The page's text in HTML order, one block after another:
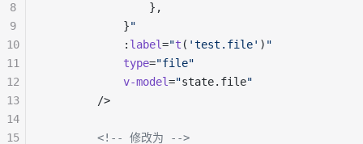
                },
            }
"
            :
label="t ( 'test.file' ) "
            type
="file"
            v-model
="state.file"
        />
        <!-- 修改为 -->
8
9
10
11
12
13
14
15